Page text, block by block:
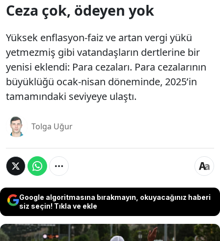
Ceza çok, ödeyen yok
Yüksek enflasyon-faiz ve artan vergi yükü
yetmezmiş gibi vatandaşların dertlerine bir
yenisi eklendi: Para cezaları. Para cezalarının
büyüklüğü ocak-nisan döneminde, 2025’in
tamamındaki seviyeye ulaştı.
Tolga Uğur
Google algoritmasına bırakmayın, okuyacağınız haberi
siz seçin! Tıkla ve ekle